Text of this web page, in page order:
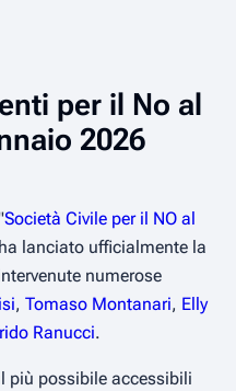
per il No al
2026
Società Civile per il NO al
lanciato ufficialmente la
numerose
, Tomaso Montanari, Elly
Ranucci.
più possibile accessibili